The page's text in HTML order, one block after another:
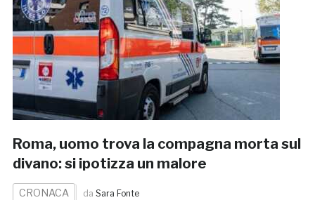
Roma, uomo trova la compagna morta sul
divano: si ipotizza un malore
CRONACA da Sara Fonte